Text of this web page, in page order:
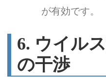
が有効です。
6. ウイル
の干渉